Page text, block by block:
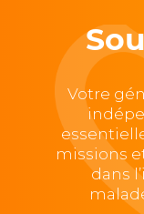
Votre
missions
dans